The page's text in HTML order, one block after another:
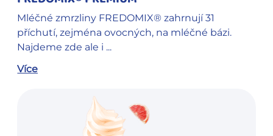
Mléčné zmrzliny FREDOMIX® zahrnují 31
příchutí, zejména ovocných, na mléčné bázi.
Najdeme zde ale i ...
Více